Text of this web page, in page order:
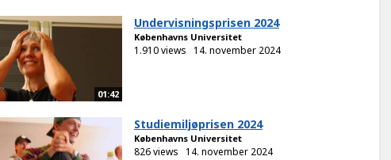
01:42
Undervisningsprisen 2024
Københavns Universitet
1.910 views 14. november 2024
Studiemiljøprisen 2024
Københavns Universitet
826 views 14. november 2024